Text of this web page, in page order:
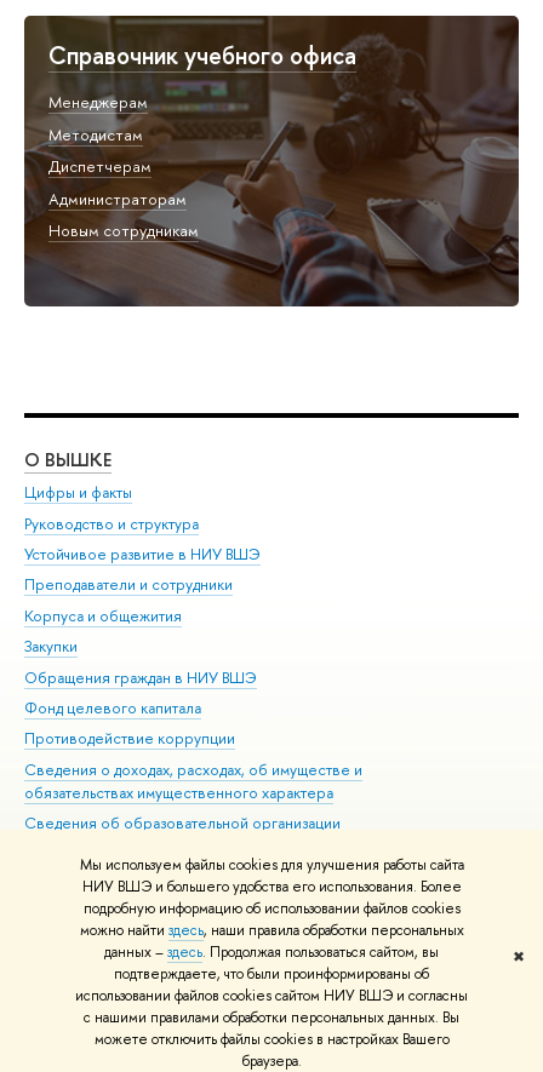
Мы используем файлы cookies для улучшения работы сайта
НИУ ВШЭ и большего удобства его использования. Более
подробную информацию об использовании файлов cookies
можно найти здесь, наши правила обработки персональных
данных –здесь. Продолжая пользоваться сайтом, вы
подтверждаете, что были проинформированы об
использовании файлов cookies сайтом НИУ ВШЭ и согласны
с нашими правилами обработки персональных данных. Вы
можете отключить файлы cookies в настройках Вашего
браузера.
✖
Справочник учебного офиса
Менеджерам
Методистам
Диспетчерам
Администраторам
Новым сотрудникам
О ВЫШКЕ
Цифры и факты
Руководство и структура
Устойчивое развитие в НИУ ВШЭ
Преподаватели и сотрудники
Корпуса и общежития
Закупки
Обращения граждан в НИУ ВШЭ
Фонд целевого капитала
Противодействие коррупции
Сведения о доходах, расходах, об имуществе и
обязательствах имущественного характера
Сведения об образовательной организации
Людям с ограниченными возможностями здоровья
Единая платежная страница
Работа в Вышке
© НИУ ВШЭ 1993–2026 Адреса и контакты Условия использования
материалов Политика конфиденциальности Карта сайта
Шрифты HSE Sans и HSE Slab разработаны вШколе дизайна НИУ ВШЭ